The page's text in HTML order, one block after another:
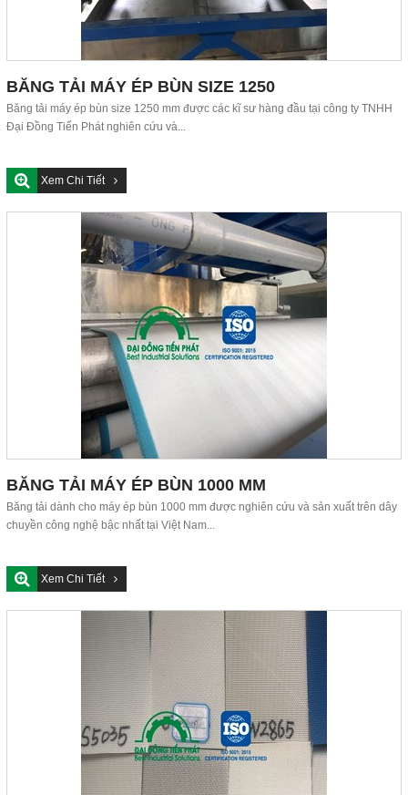
BĂNG TẢI MÁY ÉP BÙN SIZE 1250
Băng tải máy ép bùn size 1250 mm được các kĩ sư hàng đầu tại công ty TNHH
Đại Đồng Tiến Phát nghiên cứu và...
Xem Chi Tiết
BĂNG TẢI MÁY ÉP BÙN 1000 MM
Băng tải dành cho máy ép bùn 1000 mm được nghiên cứu và sản xuất trên dây
chuyền công nghệ bậc nhất tại Việt Nam...
Xem Chi Tiết